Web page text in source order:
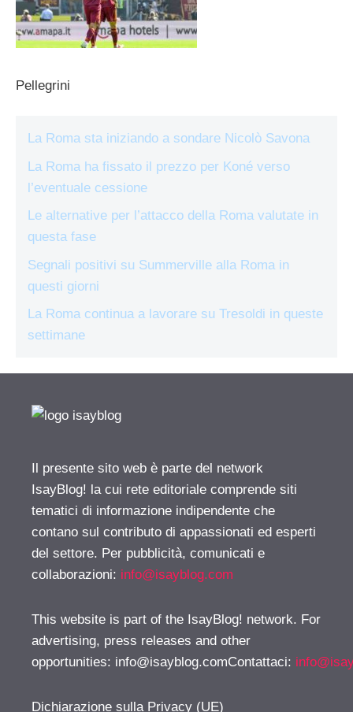
Pellegrini
La Roma sta iniziando a sondare Nicolò Savona
La Roma ha fissato il prezzo per Koné verso
l’eventuale cessione
Le alternative per l’attacco della Roma valutate in
questa fase
Segnali positivi su Summerville alla Roma in
questi giorni
La Roma continua a lavorare su Tresoldi in queste
settimane
Il presente sito web è parte del network
IsayBlog! la cui rete editoriale comprende siti
tematici di informazione indipendente che
contano sul contributo di appassionati ed esperti
del settore. Per pubblicità, comunicati e
collaborazioni: info@isayblog.com
This website is part of the IsayBlog! network. For
advertising, press releases and other
opportunities: info@isayblog.comContattaci:
Dichiarazione sulla Privacy (UE)